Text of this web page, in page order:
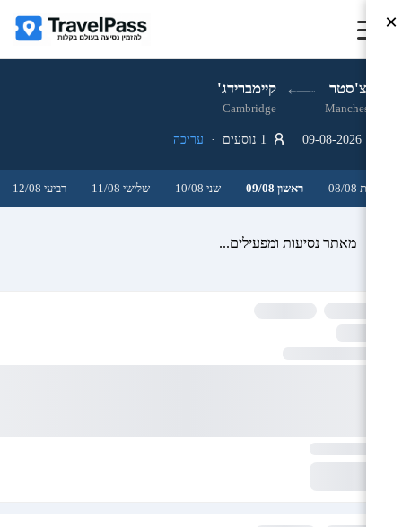
מנצ'סטר קיימברידג'
Manchester
Cambridge
עריכה
שבת 08/08 ראשון 09/08 שני 10/08 שלישי 11/08 רביעי 12/08
מאתר נסיעות ומפעילים...
×